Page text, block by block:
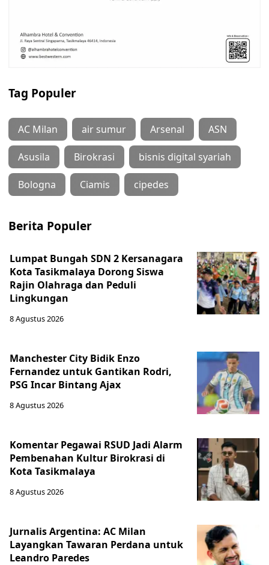
Tag Populer
AC Milan air sumur Arsenal ASN
Asusila Birokrasi bisnis digital syariah
Bologna Ciamis cipedes
Berita Populer
Lumpat Bungah SDN 2 Kersanagara
Kota Tasikmalaya Dorong Siswa
Rajin Olahraga dan Peduli
Lingkungan
8 Agustus 2026
Manchester City Bidik Enzo
Fernandez untuk Gantikan Rodri,
PSG Incar Bintang Ajax
8 Agustus 2026
Komentar Pegawai RSUD Jadi Alarm
Pembenahan Kultur Birokrasi di
Kota Tasikmalaya
8 Agustus 2026
Jurnalis Argentina: AC Milan
Layangkan Tawaran Perdana untuk
Leandro Paredes